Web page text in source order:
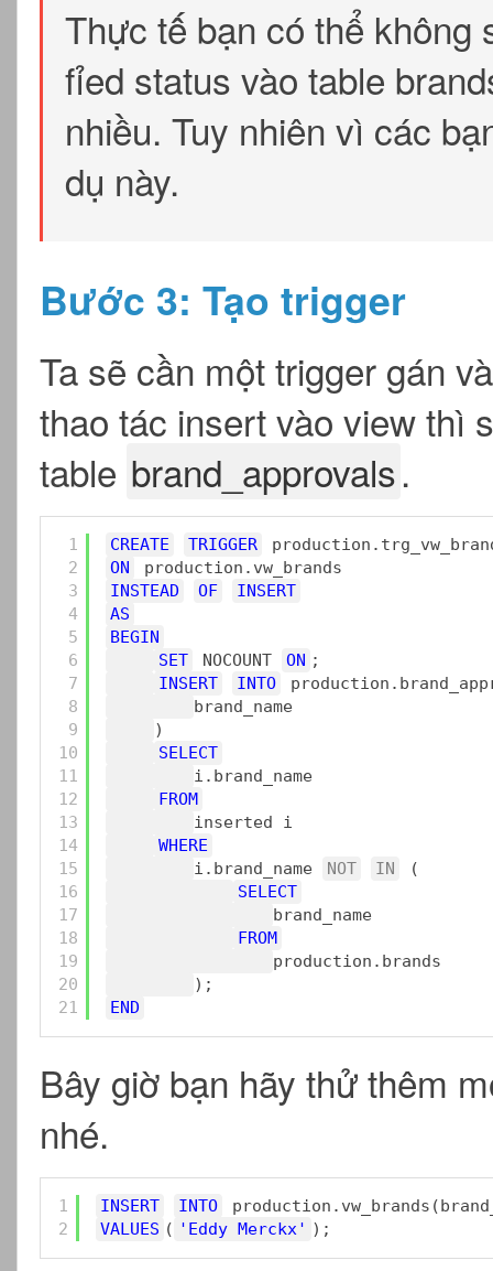
Thực tế bạn có thể không
fỉed status vào table
nhiều. Tuy nhiên vì các
dụ này.
Bước 3: Tạo trigger
Ta sẽ cần một trigger gán
thao tác insert vào view thì
table brand_approvals.
1
2
3
4
5
6
7
8
9
10
11
12
13
14
15
16
17
18
19
20
21
CREATE TRIGGER
ON
production.vw_brands
INSTEAD
OF
INSERT
AS
BEGIN
SET
NOCOUNT ON ;
INSERT
INTO
brand_name
)
SELECT
i.brand_name
FROM
inserted i
WHERE
i.brand_name
NOT IN
(
SELECT
brand_name
FROM
production.brands
);
END
Bây giờ bạn hãy thử thêm
nhé.
1
2
INSERT INTO
VALUES ( 'Eddy Merckx' );